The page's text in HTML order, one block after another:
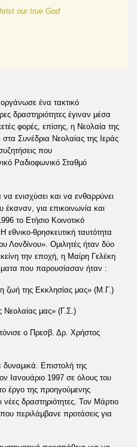
our true God
ένα τακτικό
δραστηριότητες έγιναν μέσα
φορές, επίσης, η Νεολαία της
Συνέδρια Νεολαίας της Ιεράς
που
Ραδιοφωνικό Σταθμό
ενισχύσει και να ενθαρρύνει
έκαναν, για επικοινωνία και
το Ετήσιο Κοινοτικό
θρησκευτική ταυτότητα
Λονδίνου». Ομιλητές ήταν δύο
την εποχή, η Μαίρη Γελέκη
που παρουσίασαν ήταν :
ζωή της Εκκλησίας μας» (Μ.Γ.)
Νεολαίας μας» (Γ.Σ.)
ο Πρεσβ. Δρ. Χρήστος
δυναμικά. Επιστολή της
Ιανουάριο 1997 σε όλους του
έργο της προηγούμενης
δραστηριότητες. Τον Μάρτιο
περιλάμβανε προτάσεις για